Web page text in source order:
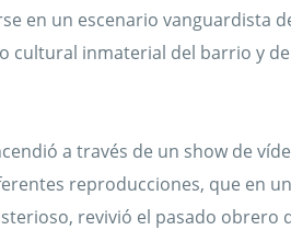
en un escenario vanguardista
cultural inmaterial del barrio y de
a través de un show de
reproducciones, que en
revivió el pasado obrero